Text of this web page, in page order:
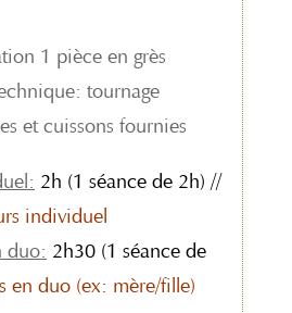
1 pièce en grès
tournage
et cuissons fournies
2h (1 séance de 2h) //
individuel
duo: 2h30 (1 séance de
en duo (ex: mère/fille)